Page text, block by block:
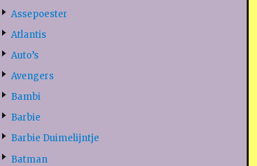
Assepoester
Atlantis
Auto’s
Avengers
Bambi
Barbie
Barbie Duimelijntje
Batman